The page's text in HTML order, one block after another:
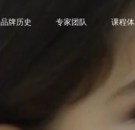
品牌历史 专家团队 课程